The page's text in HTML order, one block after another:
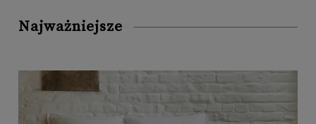
Najważniejsze